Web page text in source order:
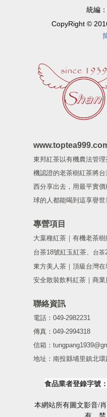
統編
CopyRight ©
東邦紅茶以有機農法管
機認證的老茶樹紅茶將
西分享出去，用最平實
球的人都能喝到這享譽世
專營項目
大葉種紅茶｜有機老茶樹
台茶18號紅玉紅茶、 台茶
東方美人茶｜頂級台灣
安全散裝飲料紅茶｜商
聯絡資訊
電話：049-2982231
傳真：049-2994318
信箱：
地址：南投縣埔里鎮北環
食品業者登錄字號
本網站所有圖文影音/